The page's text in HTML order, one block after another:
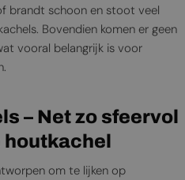
brandt schoon en stoot veel
Bovendien komen er geen
vooral belangrijk is voor
– Net zo sfeervol
houtkachel
om te lijken op